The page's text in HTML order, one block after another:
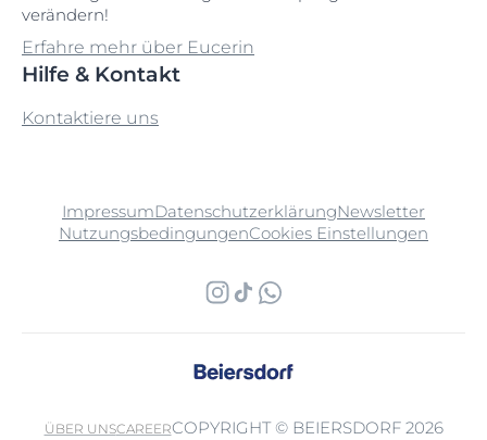
verändern!
Erfahre mehr über Eucerin
Hilfe & Kontakt
Kontaktiere uns
ImpressumDatenschutzerklärungNewsletter
NutzungsbedingungenCookies Einstellungen
ÜBER UNSCAREERCOPYRIGHT © BEIERSDORF 2026